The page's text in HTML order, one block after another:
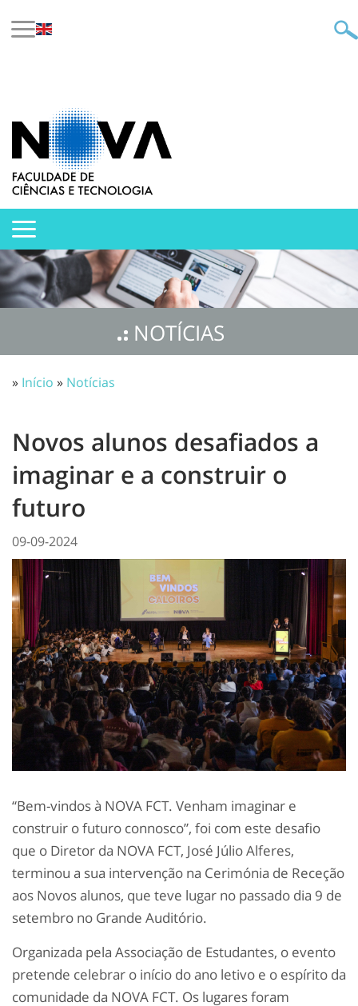
NOTÍCIAS
» Início » Notícias
Novos alunos desafiados a
imaginar e a construir o
futuro
09-09-2024
“Bem-vindos à NOVA FCT. Venham imaginar e
construir o futuro connosco”, foi com este desafio
que o Diretor da NOVA FCT, José Júlio Alferes,
terminou a sua intervenção na Cerimónia de Receção
aos Novos alunos, que teve lugar no passado dia 9 de
setembro no Grande Auditório.
Organizada pela Associação de Estudantes, o evento
pretende celebrar o início do ano letivo e o espírito da
comunidade da NOVA FCT. Os lugares foram